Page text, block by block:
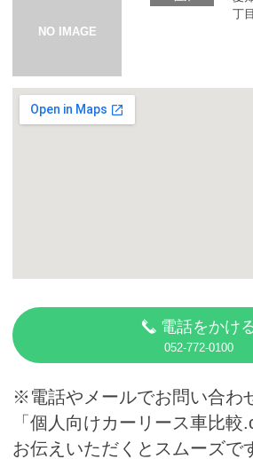
カーリース体験談
丁
電話をかけ
052-772-0100
※電話やメールでお問い合わ
「個人向けカーリース車比較
お伝えいただくとスムーズで